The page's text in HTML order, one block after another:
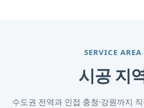
SERVICE AREA
시공 지
수도권 전역과 인접 충청·강원까지